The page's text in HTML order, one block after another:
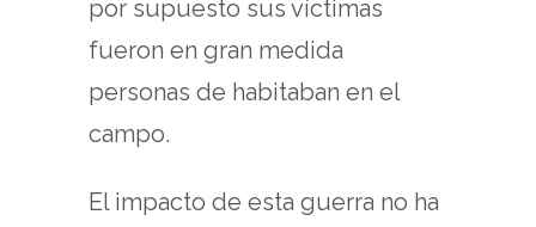
por supuesto sus víctimas
fueron en gran medida
personas de habitaban en el
campo.
El impacto de esta guerra no ha